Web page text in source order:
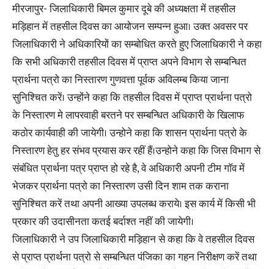
मीरजापुर- जिलाधिकारी बिमल कुमार दूबे की अध्यक्षता में तहसील
मड़िहान में तहसील दिवस का आयोजन सम्पन्न हुआ। उक्त अवसर पर
जिलाधिकारी ने अधिकारियों का सम्बोधित करते हुए जिलाधिकारी ने कहा
कि सभी अधिकारी तहसील दिवस में प्राप्त अपने विभाग से सम्बन्धित
प्रार्थना पत्रो का निस्तारण गुणवत्ता पूर्वक अविलम्ब किया जाना
सुनिश्चित करें। उन्होंने कहा कि तहसील दिवस में प्राप्त प्रार्थना पत्रो
के निस्तारण मे लापरवाही बरतने पर सम्बन्धित अधिकारी के खिलाफ
कठोर कार्यवाही की जायेगी। उन्होने कहा कि शासन प्रार्थना पत्रो के
निस्तारण हेतु हर संभव प्रयास कर रहीं हैं।उन्होने कहा कि जिस विभाग से
संबंधित प्रार्थना पत्र प्राप्त हो रहे है, वे अधिकारी अपनी टीम गाॅव में
भेजकर प्रार्थना पत्रो का निस्तारण उसी दिन शाम तक कराना
सुनिश्चित करें तथा अपनी आख्या उपलब्ध कराये। इस कार्य में किसी भी
प्रकार की उदासीनता कतई बर्दाश्त नहीं की जायेगी।
जिलाधिकारी ने उप जिलाधिकारी मड़िहान से कहा कि वे तहसील दिवस
से प्राप्त प्रार्थना पत्रो से सम्बन्धित पंजिका का गहन निरीक्षण करें तथा